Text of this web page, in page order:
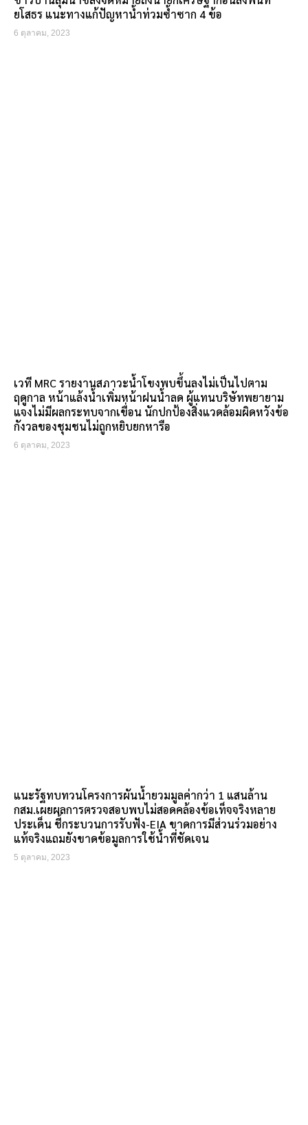
ยโสธร แนะทางแก้ปัญหาน้ำท่วมซ้ำซาก 4 ข้อ
6 ตุลาคม, 2023
เวที MRC รายงานสภาวะน้ำโขงพบขึ้นลงไม่เป็นไปตาม
ฤดูกาล หน้าแล้งน้ำเพิ่มหน้าฝนน้ำลด ผู้แทนบริษัทพยายาม
แจงไม่มีผลกระทบจากเขื่อน นักปกป้องสิ่งแวดล้อมผิดหวังข้อ
กังวลของชุมชนไม่ถูกหยิบยกหารือ
6 ตุลาคม, 2023
แนะรัฐทบทวนโครงการผันน้ำยวมมูลค่ากว่า 1 แสนล้าน
กสม.เผยผลการตรวจสอบพบไม่สอดคล้องข้อเท็จจริงหลาย
ประเด็น ชี้กระบวนการรับฟัง-EIA ขาดการมีส่วนร่วมอย่าง
แท้จริงแถมยังขาดข้อมูลการใช้น้ำที่ชัดเจน
5 ตุลาคม, 2023